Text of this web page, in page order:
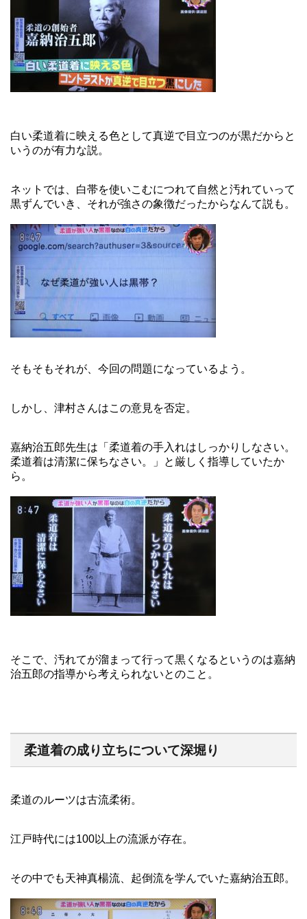
白い柔道着に映える色として真逆で目立つのが黒だからと
いうのが有力な説。
ネットでは、白帯を使いこむにつれて自然と汚れていって
黒ずんでいき、それが強さの象徴だったからなんて説も。
そもそもそれが、今回の問題になっているよう。
しかし、津村さんはこの意見を否定。
嘉納治五郎先生は「柔道着の手入れはしっかりしなさい。
柔道着は清潔に保ちなさい。」と厳しく指導していたか
ら。
そこで、汚れてが溜まって行って黒くなるというのは嘉納
治五郎の指導から考えられないとのこと。
柔道着の成り立ちについて深堀り
柔道のルーツは古流柔術。
江戸時代には100以上の流派が存在。
その中でも天神真楊流、起倒流を学んでいた嘉納治五郎。